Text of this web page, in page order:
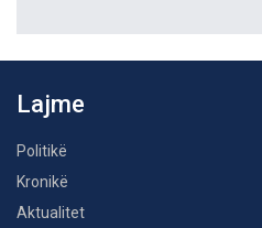
Lajme
Politikë
Kronikë
Aktualitet